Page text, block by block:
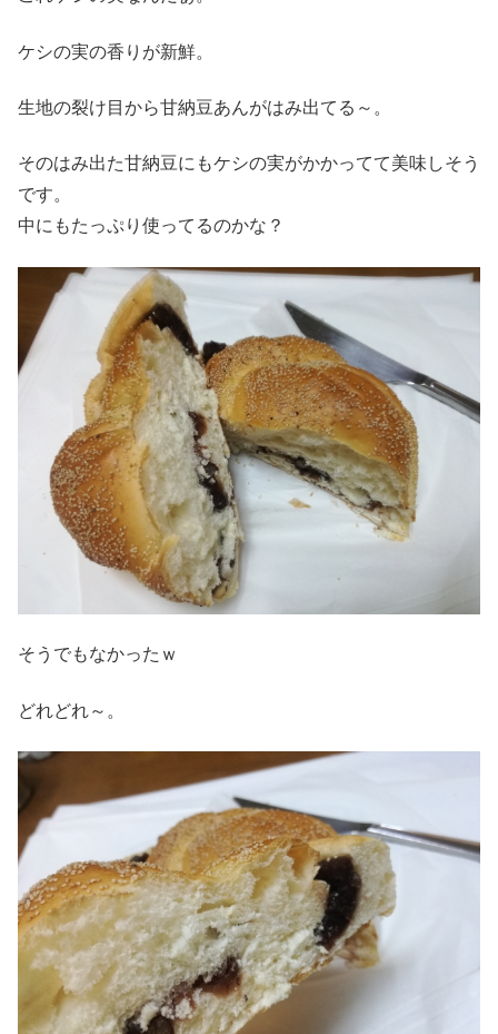
ケシの実の香りが新鮮。
生地の裂け目から甘納豆あんがはみ出てる～。
そのはみ出た甘納豆にもケシの実がかかってて美味しそう
です。
中にもたっぷり使ってるのかな？
そうでもなかったｗ
どれどれ～。